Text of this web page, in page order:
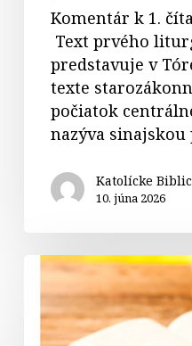
Komentár k 1.
Text prvého
predstavuje v
texte
počiatok
nazýva
Katolícke
10. júna 2026
Komentáre
textom
na